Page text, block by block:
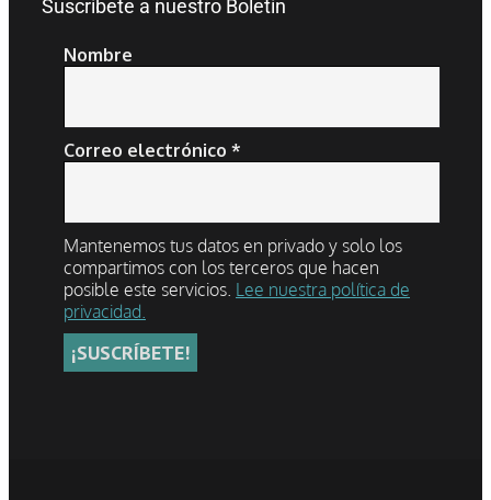
Suscríbete a nuestro Boletín
Nombre
Correo electrónico *
Mantenemos tus datos en privado y solo los
compartimos con los terceros que hacen
posible este servicios. Lee nuestra política de
privacidad.